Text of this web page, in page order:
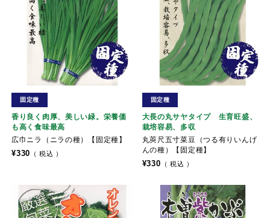
香り良く肉厚、美しい緑。栄養価
も高く食味最高
広巾ニラ（ニラの種）【固定種】
固定種
¥330 税込
大長の丸サヤタイプ 生育旺盛、
栽培容易、多収
丸莢尺五寸菜豆（つる有りいんげ
んの種）【固定種】
固定種
¥330 税込